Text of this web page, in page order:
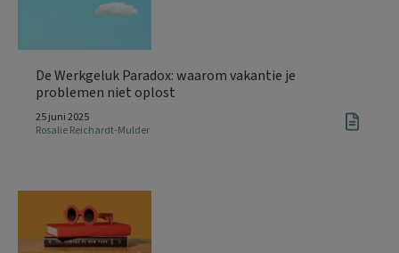
De Werkgeluk Paradox: waarom vakantie je
problemen niet oplost
25 juni 2025
Rosalie Reichardt-Mulder